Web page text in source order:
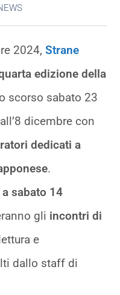
2024,Strane
edizione della
scorso sabato 23
dicembre con
dedicati a
.
sabato 14
gli incontri di
e
dallo staff di